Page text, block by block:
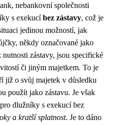
nebankovní společnosti
s exekucíbez zástavy, což je
jedinou možností, jak
někdy označované jako
zástavy, jsou specifické
či jiným majetkem. To je
již o svůj majetek v důsledku
použít jako zástavu. Je však
dlužníky s exekucí bez
a kratší splatnost. Je to dáno